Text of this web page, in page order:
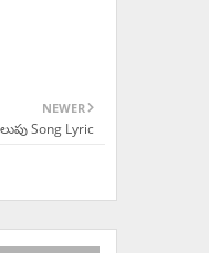
NEWER
Song Lyric